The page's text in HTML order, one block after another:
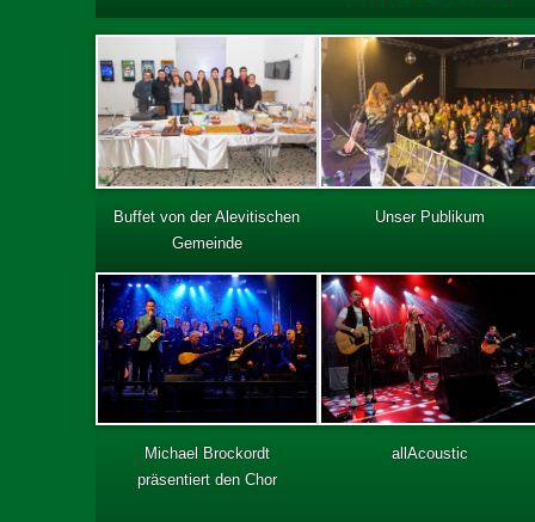
Buffet von der Alevitischen
Gemeinde
Unser Publikum
Michael Brockordt
präsentiert den Chor
allAcoustic